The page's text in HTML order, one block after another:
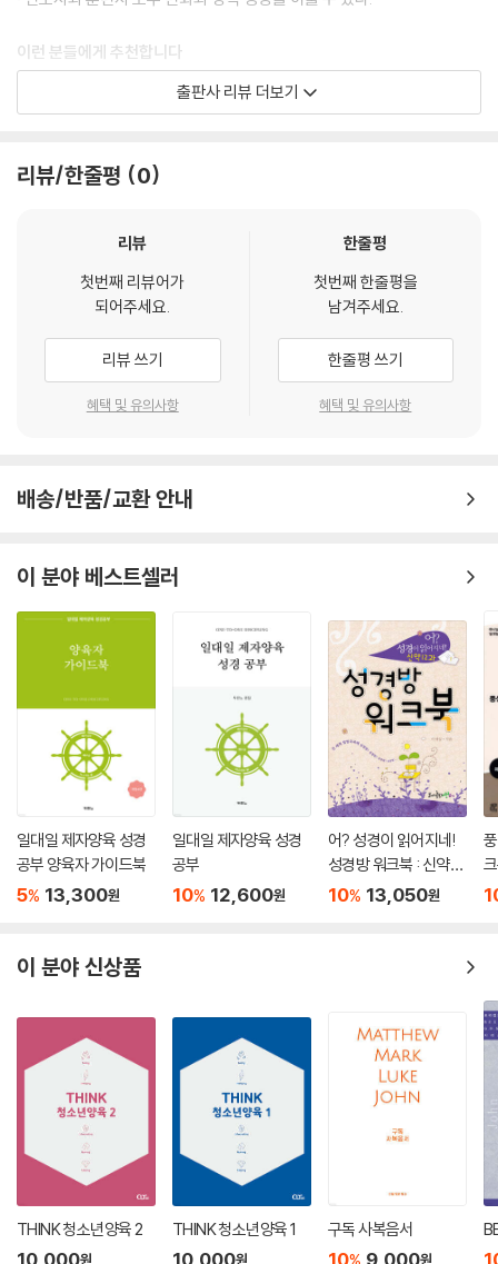
이런 분들에게 추천합니다
· 거듭난 새신자를 양육하기 위한 제자훈련 교재를 원하는 교회
· 고난의 시간에 뿌리 아래로 성장하고 있는 성도
출판사 리뷰 더보기
리뷰/한줄평 0
리뷰
첫번째 리뷰어가
되어주세요.
리뷰 쓰기
혜택 및 유의사항
한줄평
첫번째 한줄평을
남겨주세요.
한줄평 쓰기
혜택 및 유의사항
배송/반품/교환 안내
이 분야 베스트셀러
일대일 제자양육 성경
공부 양육자 가이드북
5% 13,300원
일대일 제자양육 성경
공부
10% 12,600원
어? 성경이 읽어지네!
성경방 워크북 : 신약12
과
10% 13,050원
이 분야 신상품
THINK 청소년양육 2
10,000원
THINK 청소년양육 1
10,000원
구독 사복음서
10 9,000원